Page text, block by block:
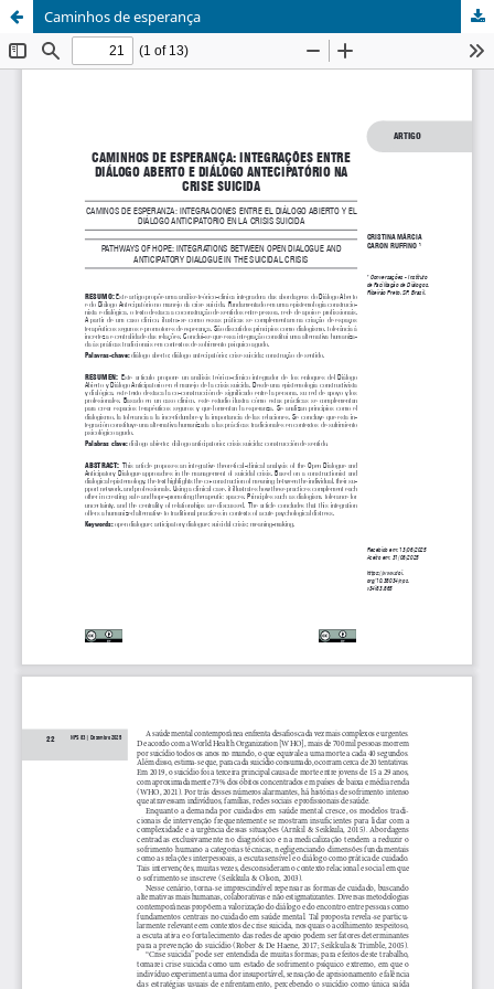
Caminhos de esperança